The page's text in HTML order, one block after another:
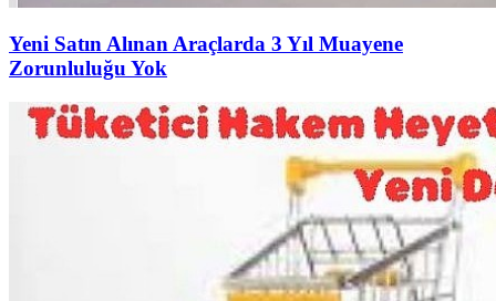
Yeni Satın Alınan Araçlarda 3 Yıl Muayene
Zorunluluğu Yok